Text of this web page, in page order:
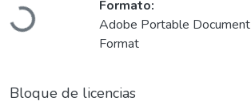
Cargando...
Formato:
Adobe Portable Document
Format
Bloque de licencias